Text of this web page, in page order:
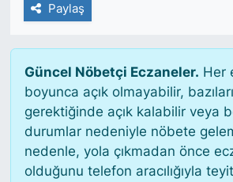
Paylaş
Güncel Nöbetçi Eczaneler. Her
boyunca açık olmayabilir,
gerektiğinde açık kalabilir veya
durumlar nedeniyle nöbete
nedenle, yola çıkmadan önce
olduğunu telefon aracılığıyla